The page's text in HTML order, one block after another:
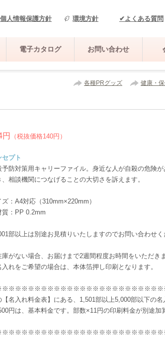
個人情報保護方針 環境方針 ✔よくある質問
電子カタログ お問い合わせ
各種PRグッズ 健康・
円 （税抜価格140円）
セプト
予防対策用キャリーファイル。身近な人が自殺の危険
、相談機関につなげることの大切さを訴えます。
ズ：A4対応（310mm×220mm）
質：PP 0.2mm
部以上は別途お見積りいたしますのでお問い合わせく
がない場合、お届けまで2週間程度お時間をいただきま
れをご希望の場合は、本体箔押し印刷となります。
【名入れ料金表】にある、1,501部以上5,000部以下の名
円は、基本料金です。部数×11円の印刷料金が別途加